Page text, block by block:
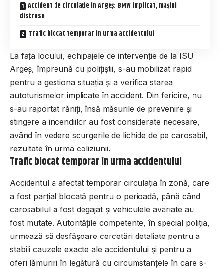
Accident de circulație în Argeș: BMW implicat, mașini
distruse
Trafic blocat temporar în urma accidentului
La fața locului, echipajele de intervenție de la ISU
Argeș, împreună cu polițiștii, s-au mobilizat rapid
pentru a gestiona situația și a verifica starea
autoturismelor implicate în accident. Din fericire, nu
s-au raportat răniți, însă măsurile de prevenire și
stingere a incendiilor au fost considerate necesare,
având în vedere scurgerile de lichide de pe carosabil,
rezultate în urma coliziunii.
Trafic blocat temporar în urma accidentului
Accidentul a afectat temporar circulația în zonă, care
a fost parțial blocată pentru o perioadă, până când
carosabilul a fost degajat și vehiculele avariate au
fost mutate. Autoritățile competente, în special poliția,
urmează să desfășoare cercetări detaliate pentru a
stabili cauzele exacte ale accidentului și pentru a
oferi lămuriri în legătură cu circumstanțele în care s-